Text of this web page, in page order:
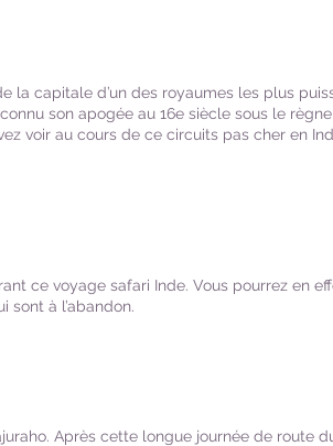
la capitale d’un des royaumes les plus
son apogée au 16e siècle sous le
voir au cours de ce circuits pas cher en
ce voyage safari Inde. Vous pourrez en
à l’abandon.
Après cette longue journée de route